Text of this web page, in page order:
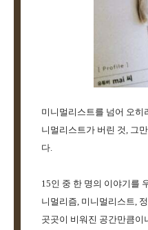
미니멀리스트를 넘어 오히
니멀리스트가 버린 것, 그
다.
15인 중 한 명의 이야기를
니멀리즘, 미니멀리스트,
곳곳이 비워진 공간만큼이